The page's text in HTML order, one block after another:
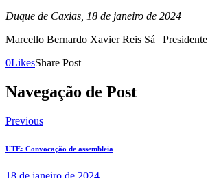
Duque de Caxias, 18 de janeiro de 2024
Marcello Bernardo Xavier Reis Sá | Presidente
0LikesShare Post
Navegação de Post
Previous
UTE: Convocação de assembleia